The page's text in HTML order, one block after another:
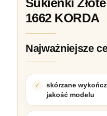
1662 KORDA
Najważniejsze
skórzane
jakość modelu